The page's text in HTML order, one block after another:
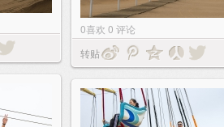
0喜欢 0 评论
转贴